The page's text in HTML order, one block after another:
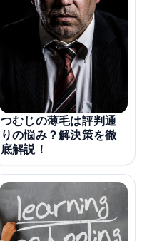
つむじの薄毛は評判通
りの悩み？解決策を徹
底解説！